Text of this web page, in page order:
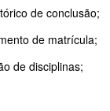
de conclusão;
de matrícula;
de disciplinas;